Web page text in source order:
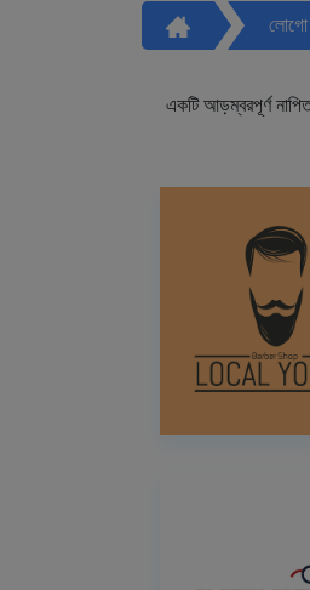
লোগো
একটি আড়ম্বরপূর্ণ